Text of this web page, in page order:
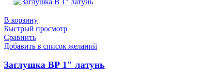
В корзину
Быстрый просмотр
Сравнить
Добавить в список желаний
Заглушкa ВР 1″ латунь